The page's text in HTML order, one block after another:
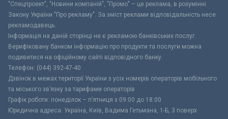
"Спецпроект", "Новини компаній", "Промо" – це реклама, в розумінні
Закону України "Про рекламу". За зміст реклами відповідальність несе
рекламодавець.
Інформація на даній сторінці не є рекламою банківських послуг.
Верифіковану банком інформацію про продукти та послуги можна
подивитися на офіційному сайті відповідного банку.
Телефон: (044) 392-47-40
Дзвінок в межах території України з усіх номерів операторів мобільного
та міського зв’язку за тарифами операторів
Графік роботи: понеділок – п’ятниця з 09:00 до 18:00
Юридична адреса: Україна, Київ, Вадима Гетьмана, 1-Б, 3 поверх